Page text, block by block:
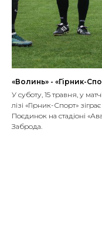
«Волинь» - «Гірник-
У суботу, 15 травня, у
лізі «Гірник-Спорт»
Поєдинок на стадіоні
Заброда.